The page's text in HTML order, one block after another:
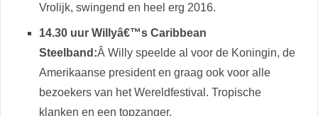
Vrolijk, swingend en heel erg 2016.
14.30 uur Willyâ€™s Caribbean
Steelband:Â Willy speelde al voor de Koningin, de
Amerikaanse president en graag ook voor alle
bezoekers van het Wereldfestival. Tropische
klanken en een topzanger.